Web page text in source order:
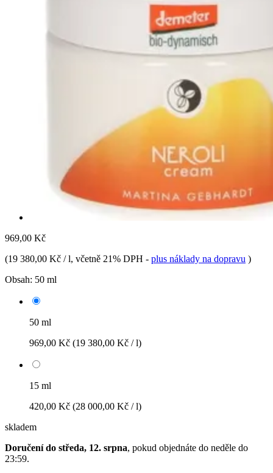
969,00 Kč
(19 380,00 Kč / l, včetně 21% DPH - plus náklady na dopravu )
Obsah: 50 ml
50 ml
969,00 Kč (19 380,00 Kč / l)
15 ml
420,00 Kč (28 000,00 Kč / l)
skladem
Doručení do středa, 12. srpna, pokud objednáte do neděle do
23:59.